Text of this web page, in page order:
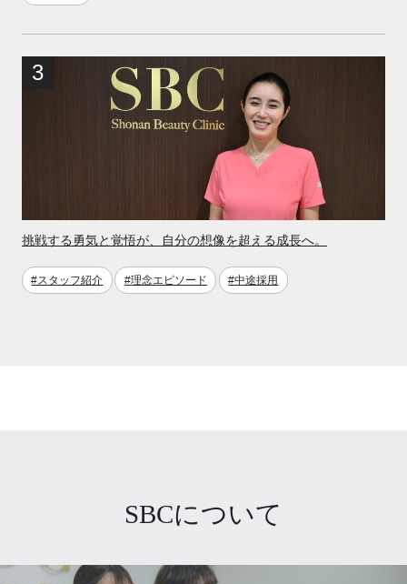
挑戦する勇気と覚悟が、自分の想像を超える成長へ。
#スタッフ紹介 #理念エピソード #中途採用
SBCについて